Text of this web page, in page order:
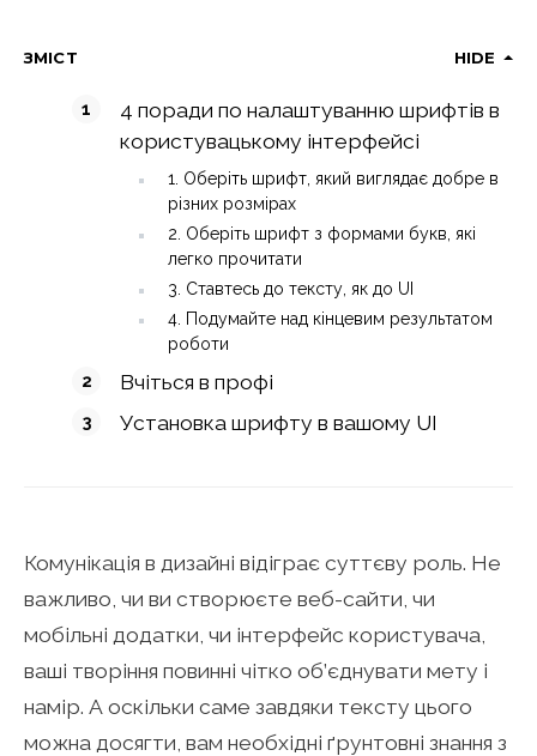
ЗМІСТ HIDE
4 поради по налаштуванню шрифтів в
користувацькому інтерфейсі
1. Оберіть шрифт, який виглядає добре в
різних розмірах
2. Оберіть шрифт з формами букв, які
легко прочитати
3. Ставтесь до тексту, як до UI
4. Подумайте над кінцевим результатом
роботи
Вчіться в профі
Установка шрифту в вашому UI
Комунікація в дизайні відіграє суттєву роль. Не
важливо, чи ви створюєте веб-сайти, чи
мобільні додатки, чи інтерфейс користувача,
ваші творіння повинні чітко об’єднувати мету і
намір. А оскільки саме завдяки тексту цього
можна досягти, вам необхідні ґрунтовні знання з